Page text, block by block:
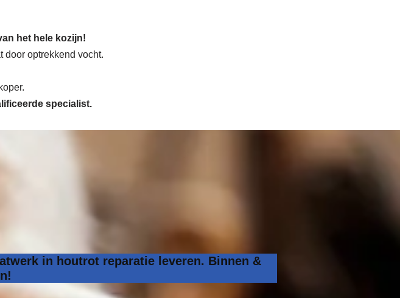
het hele kozijn!
door optrekkend vocht.
specialist.
in houtrot reparatie leveren. Binnen &